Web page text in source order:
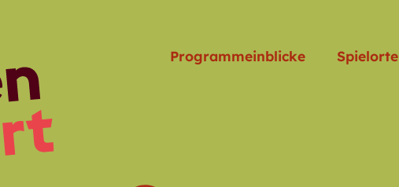
Programmeinblicke Spielorte